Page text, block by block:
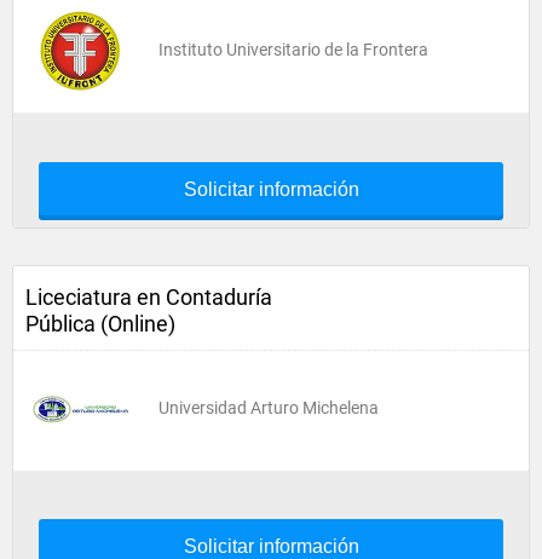
Instituto Universitario de la Frontera
Solicitar información
Liceciatura en Contaduría
Pública (Online)
Universidad Arturo Michelena
Solicitar información